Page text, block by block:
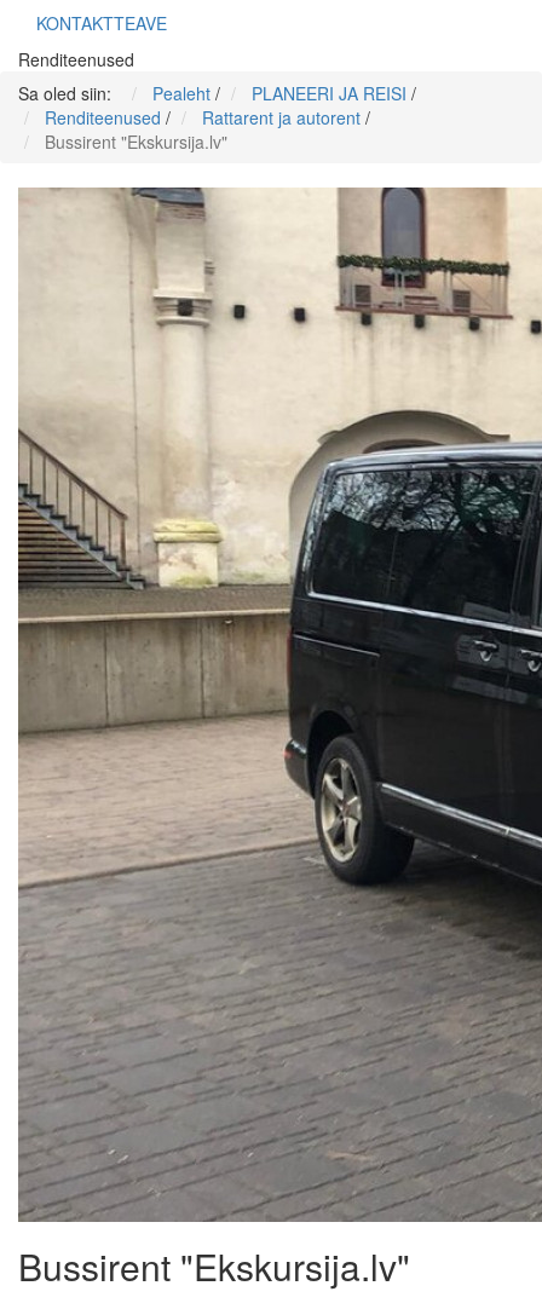
KONTAKTTEAVE
Renditeenused
Sa oled siin:
Pealeht / PLANEERI JA REISI /
Renditeenused / Rattarent ja autorent /
Bussirent "Ekskursija.lv"
Bussirent "Ekskursija.lv"